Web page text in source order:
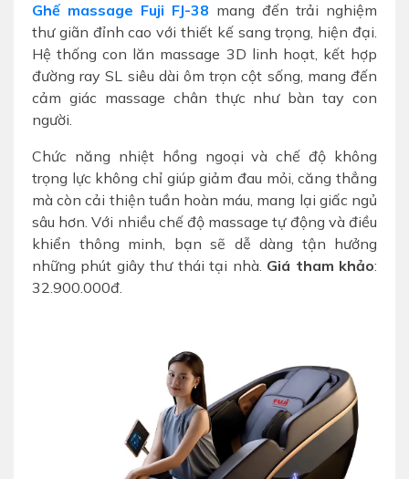
Ghế massage Fuji FJ-38 mang đến trải nghiệm
thư giãn đỉnh cao với thiết kế sang trọng, hiện đại.
Hệ thống con lăn massage 3D linh hoạt, kết hợp
đường ray SL siêu dài ôm trọn cột sống, mang đến
cảm giác massage chân thực như bàn tay con
người.
Chức năng nhiệt hồng ngoại và chế độ không
trọng lực không chỉ giúp giảm đau mỏi, căng thẳng
mà còn cải thiện tuần hoàn máu, mang lại giấc ngủ
sâu hơn. Với nhiều chế độ massage tự động và điều
khiển thông minh, bạn sẽ dễ dàng tận hưởng
những phút giây thư thái tại nhà. Giá tham khảo:
32.900.000đ.